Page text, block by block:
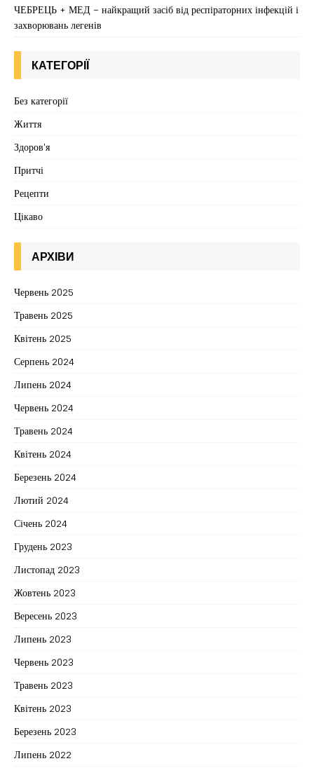
ЧЕБРЕЦЬ + МЕД – найкращий засіб від респіраторних інфекцій і
захворювань легенів
КАТЕГОРІЇ
Без категорії
Життя
Здоров'я
Притчі
Рецепти
Цікаво
АРХІВИ
Червень 2025
Травень 2025
Квітень 2025
Серпень 2024
Липень 2024
Червень 2024
Травень 2024
Квітень 2024
Березень 2024
Лютий 2024
Січень 2024
Грудень 2023
Листопад 2023
Жовтень 2023
Вересень 2023
Липень 2023
Червень 2023
Травень 2023
Квітень 2023
Березень 2023
Липень 2022